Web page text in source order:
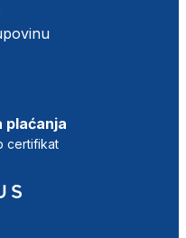
plaćanja
certifikat